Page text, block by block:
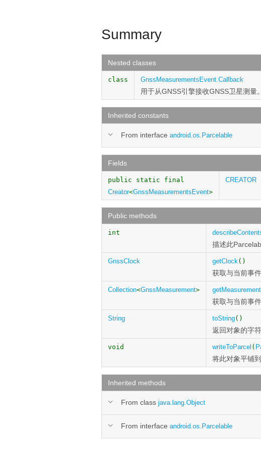
Summary
Nested classes
class GnssMeasurementsEvent.Callback
用于从GNSS引擎接收GNSS卫星测量。
Inherited constants
From interface android.os.Parcelable
Fields
public static final
Creator<GnssMeasurementsEvent>
CREATOR
Public methods
int
描述此
GnssClock getClock()
获取与当前事
Collection<GnssMeasurement>
获取与当前事
String toString()
返回对象的字
void writeToParcel (
将此对象平铺
Inherited methods
From class java.lang.Object
From interface android.os.Parcelable